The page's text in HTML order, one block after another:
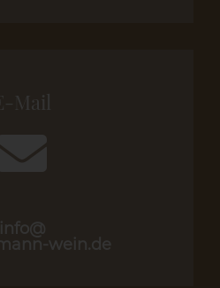
Mail
info@
wein.de